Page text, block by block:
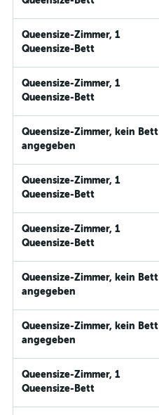
Queensize-Zimmer, 1
Queensize-Bett
Queensize-Zimmer, 1
Queensize-Bett
Queensize-Zimmer, kein Bett
angegeben
Queensize-Zimmer, 1
Queensize-Bett
Queensize-Zimmer, 1
Queensize-Bett
Queensize-Zimmer, kein Bett
angegeben
Queensize-Zimmer, kein Bett
angegeben
Queensize-Zimmer, 1
Queensize-Bett